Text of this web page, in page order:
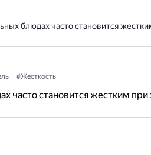
блюдах часто становится
#Жесткость
часто становится жестким при